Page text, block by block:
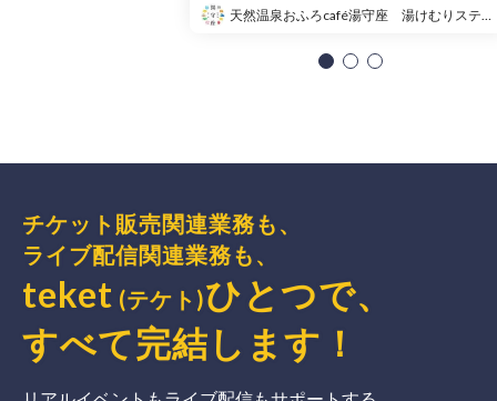
天然温泉おふろcafé湯守座 湯けむりステージ
チケット販売関連業務も、
ライブ配信関連業務も、
teket (テケト)ひとつで、
すべて完結 します ！